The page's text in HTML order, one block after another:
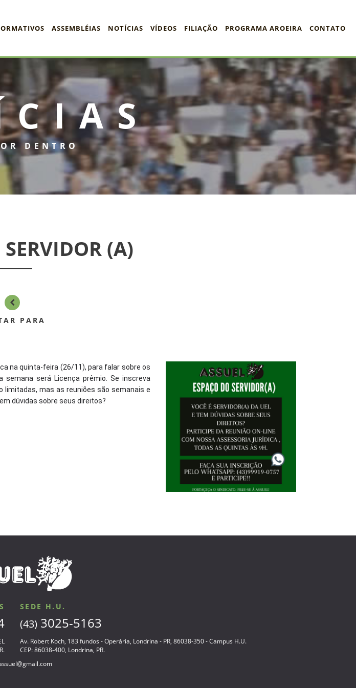
ASSEMBLÉIAS NOTÍCIAS VÍDEOS FILIAÇÃO PROGRAMA AROEIRA CONTATO
DENTRO
(A)
PARA
na quinta-feira (26/11), para falar sobre os
será Licença prêmio. Se inscreva
limitadas, mas as reuniões são semanais e
dúvidas sobre seus direitos?
SEDE H.U.
(43) 3025-5163
Av. Robert Koch, 183 fundos - Operária, Londrina - PR, 86038-350 - Campus H.U.
CEP: 86038-400, Londrina, PR.